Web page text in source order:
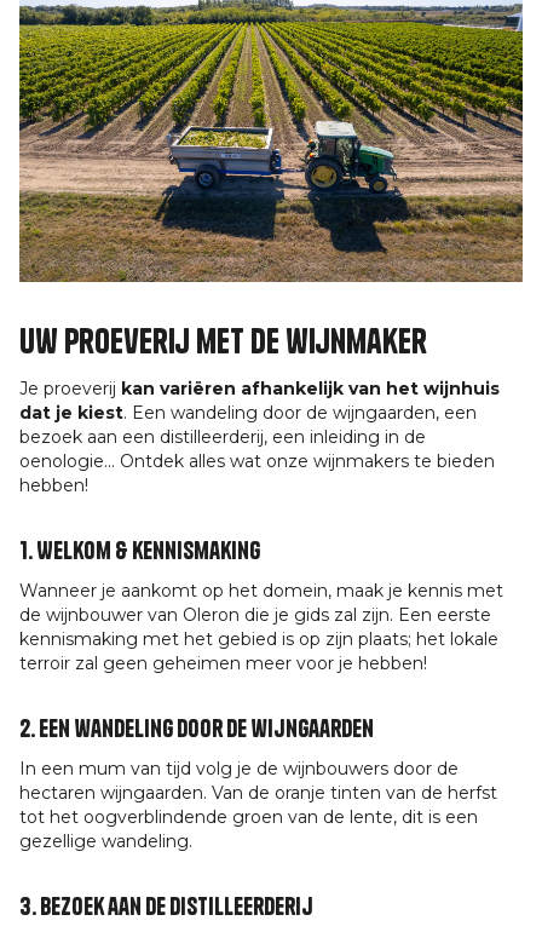
Uw proeverij met de wijnmaker
Je proeverij kan variëren afhankelijk van het wijnhuis
dat je kiest. Een wandeling door de wijngaarden, een
bezoek aan een distilleerderij, een inleiding in de
oenologie... Ontdek alles wat onze wijnmakers te bieden
hebben!
1. Welkom & kennismaking
Wanneer je aankomt op het domein, maak je kennis met
de wijnbouwer van Oleron die je gids zal zijn. Een eerste
kennismaking met het gebied is op zijn plaats; het lokale
terroir zal geen geheimen meer voor je hebben!
2. Een wandeling door de wijngaarden
In een mum van tijd volg je de wijnbouwers door de
hectaren wijngaarden. Van de oranje tinten van de herfst
tot het oogverblindende groen van de lente, dit is een
gezellige wandeling.
3. Bezoek aan de distilleerderij